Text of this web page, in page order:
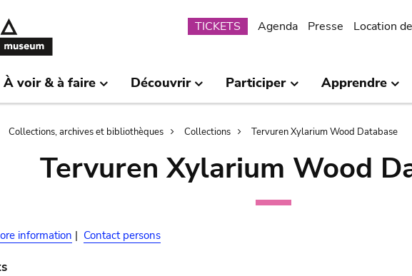
Submenu
TICKETS Agenda Presse Location
À voir & à faire Découvrir Participer Apprendre
Collections, archives et bibliothèques Collections Tervuren Xylarium Wood Database
Tervuren Xylarium Wood
information | Contact persons